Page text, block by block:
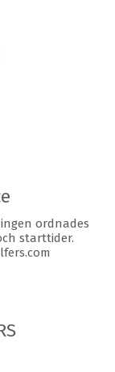
ordnades
starttider.